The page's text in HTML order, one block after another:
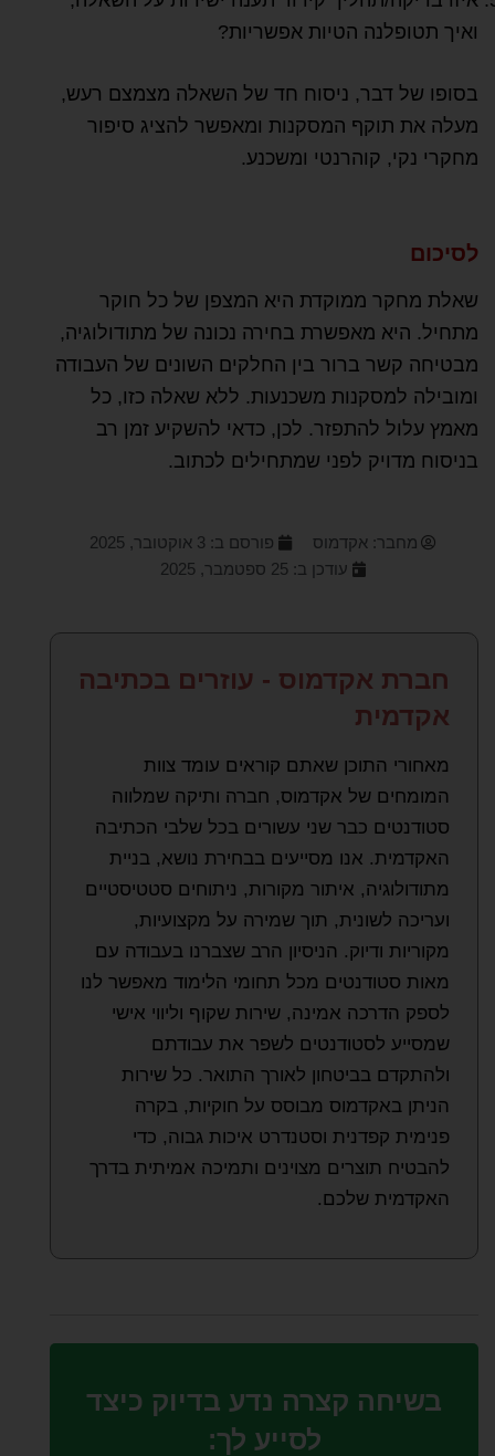
ואיך תטופלנה הטיות אפשריות?
בסופו של דבר, ניסוח חד של השאלה מצמצם רעש,
מעלה את תוקף המסקנות ומאפשר להציג סיפור
מחקרי נקי, קוהרנטי ומשכנע.
לסיכום
שאלת מחקר ממוקדת היא המצפן של כל חוקר
מתחיל. היא מאפשרת בחירה נכונה של מתודולוגיה,
מבטיחה קשר ברור בין החלקים השונים של העבודה
ומובילה למסקנות משכנעות. ללא שאלה כזו, כל
מאמץ עלול להתפזר. לכן, כדאי להשקיע זמן רב
בניסוח מדויק לפני שמתחילים לכתוב.
מחבר: אקדמוס פורסם ב:
עודכן ב: 25 ספטמבר, 2025
חברת אקדמוס - עוזרים בכתיבה
אקדמית
מאחורי התוכן שאתם קוראים עומד צוות
המומחים של אקדמוס, חברה ותיקה שמלווה
סטודנטים כבר שני עשורים בכל שלבי הכתיבה
האקדמית. אנו מסייעים בבחירת נושא, בניית
מתודולוגיה, איתור מקורות, ניתוחים סטטיסטיים
ועריכה לשונית, תוך שמירה על מקצועיות,
מקוריות ודיוק. הניסיון הרב שצברנו בעבודה עם
מאות סטודנטים מכל תחומי הלימוד מאפשר לנו
לספק הדרכה אמינה, שירות שקוף וליווי אישי
שמסייע לסטודנטים לשפר את עבודתם
ולהתקדם בביטחון לאורך התואר. כל שירות
הניתן באקדמוס מבוסס על חוקיות, בקרה
פנימית קפדנית וסטנדרט איכות גבוה, כדי
להבטיח תוצרים מצוינים ותמיכה אמיתית בדרך
האקדמית שלכם.
בשיחה קצרה נדע בדיוק כיצד
לסייע לך: